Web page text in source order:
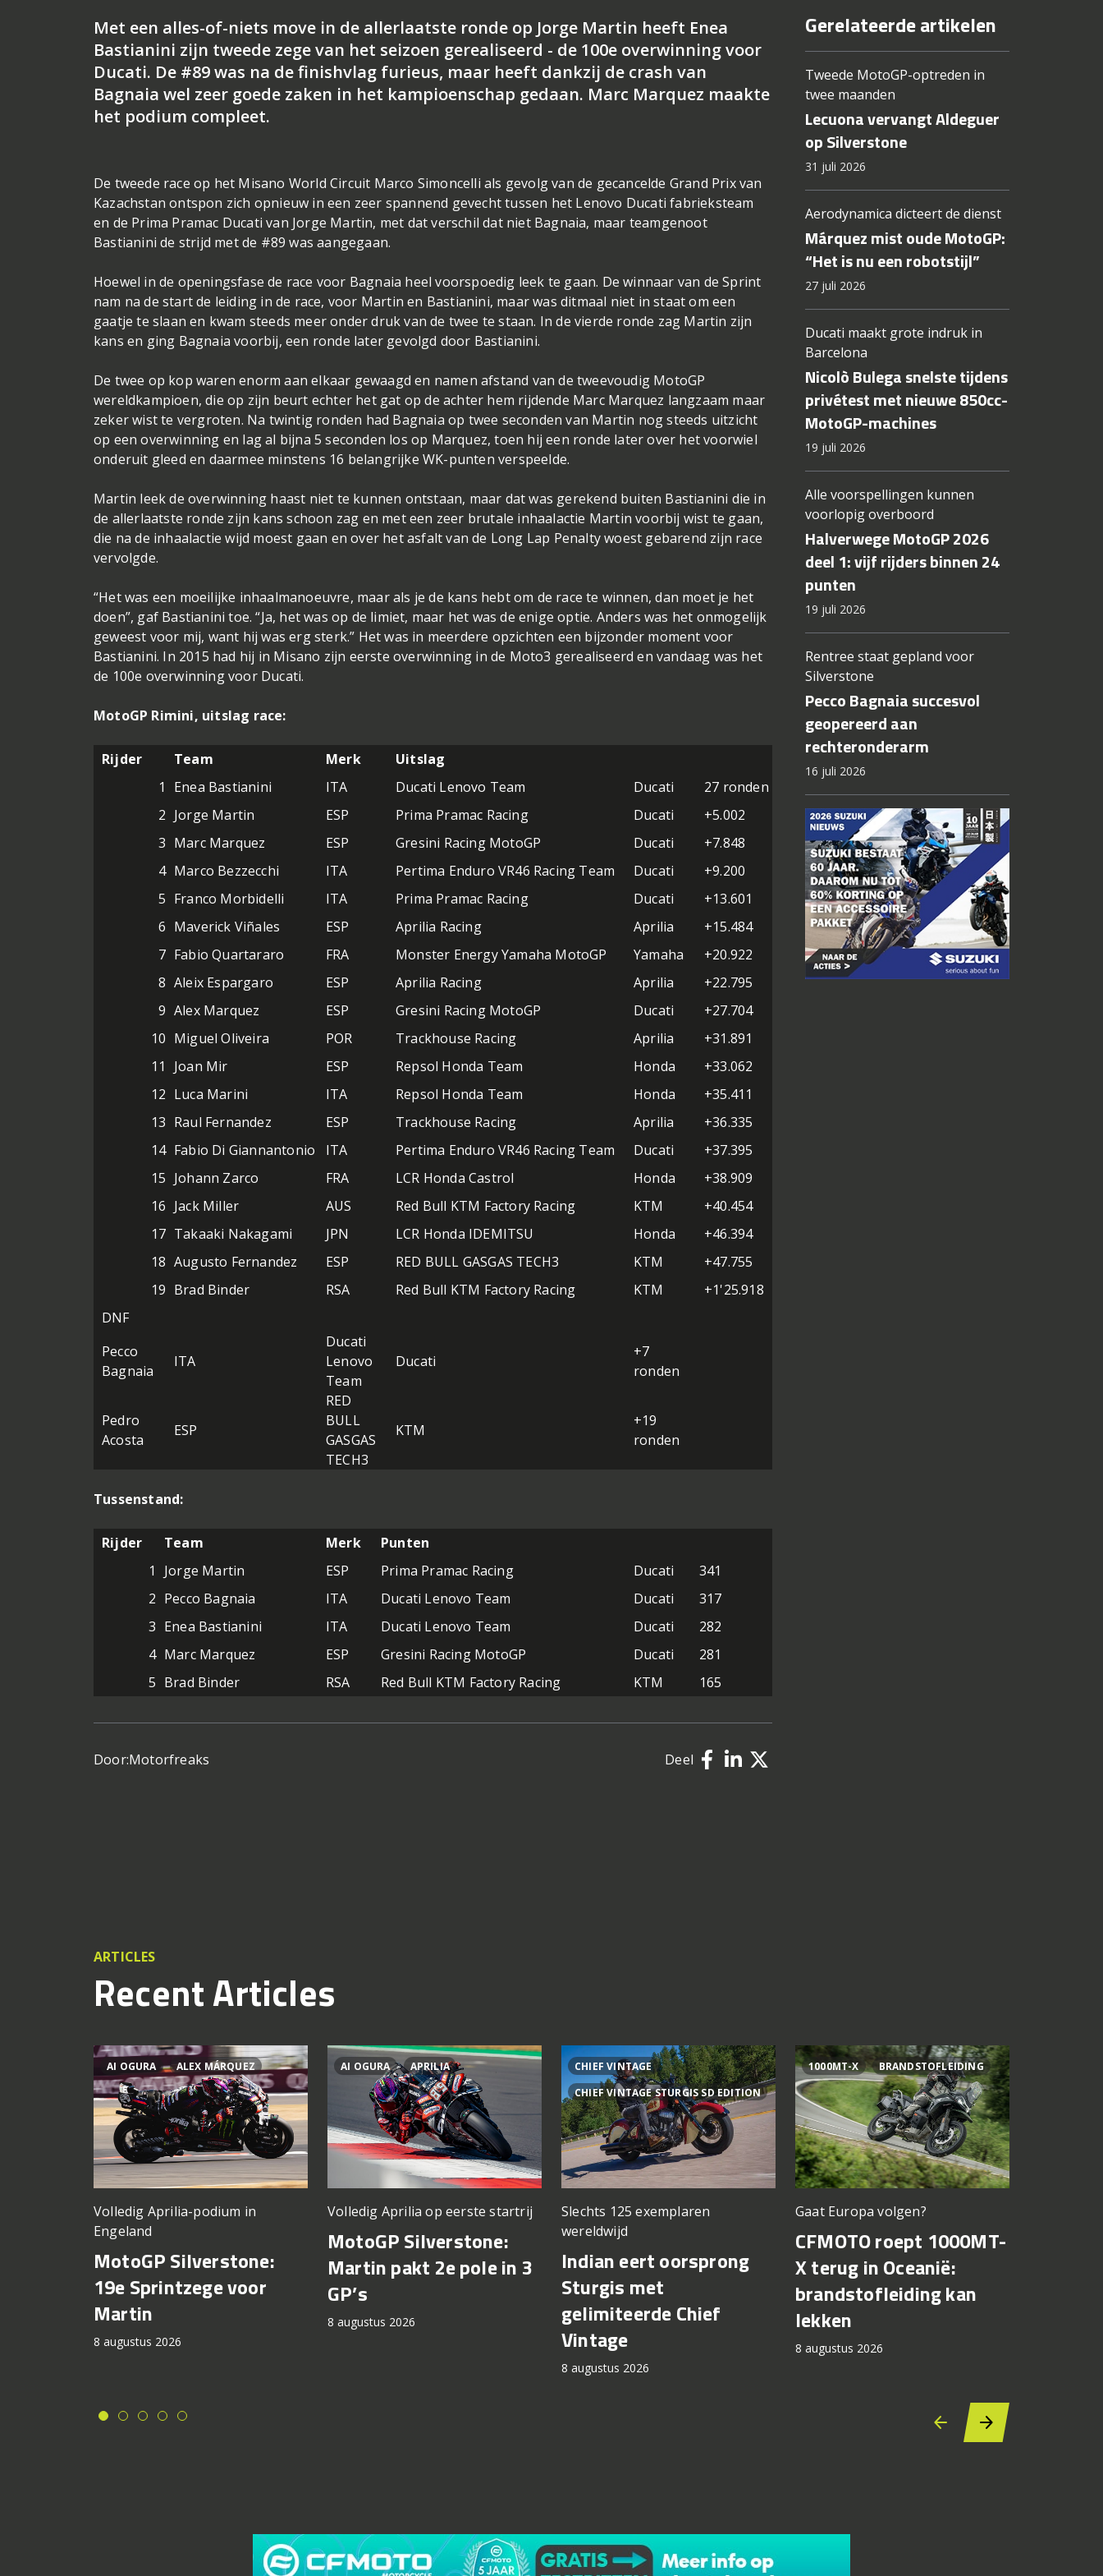
Met een alles-of-niets move in de allerlaatste ronde op Jorge Martin heeft Enea
Bastianini zijn tweede zege van het seizoen gerealiseerd - de 100e overwinning voor
Ducati. De #89 was na de finishvlag furieus, maar heeft dankzij de crash van
Bagnaia wel zeer goede zaken in het kampioenschap gedaan. Marc Marquez maakte
het podium compleet.
De tweede race op het Misano World Circuit Marco Simoncelli als gevolg van de gecancelde Grand Prix van
Kazachstan ontspon zich opnieuw in een zeer spannend gevecht tussen het Lenovo Ducati fabrieksteam
en de Prima Pramac Ducati van Jorge Martin, met dat verschil dat niet Bagnaia, maar teamgenoot
Bastianini de strijd met de #89 was aangegaan.
Hoewel in de openingsfase de race voor Bagnaia heel voorspoedig leek te gaan. De winnaar van de Sprint
nam na de start de leiding in de race, voor Martin en Bastianini, maar was ditmaal niet in staat om een
gaatje te slaan en kwam steeds meer onder druk van de twee te staan. In de vierde ronde zag Martin zijn
kans en ging Bagnaia voorbij, een ronde later gevolgd door Bastianini.
De twee op kop waren enorm aan elkaar gewaagd en namen afstand van de tweevoudig MotoGP
wereldkampioen, die op zijn beurt echter het gat op de achter hem rijdende Marc Marquez langzaam maar
zeker wist te vergroten. Na twintig ronden had Bagnaia op twee seconden van Martin nog steeds uitzicht
op een overwinning en lag al bijna 5 seconden los op Marquez, toen hij een ronde later over het voorwiel
onderuit gleed en daarmee minstens 16 belangrijke WK-punten verspeelde.
Martin leek de overwinning haast niet te kunnen ontstaan, maar dat was gerekend buiten Bastianini die in
de allerlaatste ronde zijn kans schoon zag en met een zeer brutale inhaalactie Martin voorbij wist te gaan,
die na de inhaalactie wijd moest gaan en over het asfalt van de Long Lap Penalty woest gebarend zijn race
vervolgde.
“Het was een moeilijke inhaalmanoeuvre, maar als je de kans hebt om de race te winnen, dan moet je het
doen”, gaf Bastianini toe. “Ja, het was op de limiet, maar het was de enige optie. Anders was het onmogelijk
geweest voor mij, want hij was erg sterk.” Het was in meerdere opzichten een bijzonder moment voor
Bastianini. In 2015 had hij in Misano zijn eerste overwinning in de Moto3 gerealiseerd en vandaag was het
de 100e overwinning voor Ducati.
MotoGP Rimini, uitslag race:
Rijder Team Merk
Uitslag
1
Enea Bastianini ITA Ducati Lenovo Team Ducati
27 ronden
2 Jorge Martin ESP Prima Pramac Racing Ducati
+5.002
3 Marc Marquez ESP Gresini Racing MotoGP Ducati
+7.848
4 Marco Bezzecchi ITA Pertima Enduro VR46 Racing Team Ducati
+9.200
5 Franco Morbidelli ITA Prima Pramac Racing Ducati
+13.601
6 Maverick Viñales ESP Aprilia Racing Aprilia
+15.484
7 Fabio Quartararo FRA Monster Energy Yamaha MotoGP Yamaha
+20.922
8 Aleix Espargaro ESP Aprilia Racing Aprilia
+22.795
9 Alex Marquez ESP Gresini Racing MotoGP Ducati
+27.704
10 Miguel Oliveira POR Trackhouse Racing Aprilia
+31.891
11
Joan Mir ESP Repsol Honda Team Honda
+33.062
12 Luca Marini ITA Repsol Honda Team Honda
+35.411
13 Raul Fernandez ESP Trackhouse Racing Aprilia
+36.335
14 Fabio Di Giannantonio ITA Pertima Enduro VR46 Racing Team Ducati
+37.395
15 Johann Zarco FRA LCR Honda Castrol Honda
+38.909
16 Jack Miller AUS Red Bull KTM Factory Racing KTM
+40.454
17 Takaaki Nakagami JPN LCR Honda IDEMITSU Honda
+46.394
18 Augusto Fernandez ESP RED BULL GASGAS TECH3 KTM
+47.755
19 Brad Binder RSA Red Bull KTM Factory Racing KTM
+1'25.918
DNF
Pecco
Bagnaia
ITA
Ducati
Lenovo
Team
Ducati
+7
ronden
Pedro
Acosta
ESP
RED
BULL
GASGAS
TECH3
KTM
+19
ronden
Tussenstand:
Rijder Team Merk
Punten
1
Jorge Martin ESP Prima Pramac Racing Ducati
341
2 Pecco Bagnaia ITA Ducati Lenovo Team Ducati
317
3 Enea Bastianini ITA Ducati Lenovo Team Ducati
282
4 Marc Marquez ESP Gresini Racing MotoGP Ducati
281
5 Brad Binder RSA Red Bull KTM Factory Racing KTM 165
Door:Motorfreaks Deel
Gerelateerde artikelen
Tweede MotoGP-optreden in
twee maanden
Lecuona vervangt Aldeguer
op Silverstone
31 juli 2026
Aerodynamica dicteert de dienst
Márquez mist oude MotoGP:
“Het is nu een robotstijl”
27 juli 2026
Ducati maakt grote indruk in
Barcelona
Nicolò Bulega snelste tijdens
privétest met nieuwe 850cc-
MotoGP-machines
19 juli 2026
Alle voorspellingen kunnen
voorlopig overboord
Halverwege MotoGP 2026
deel 1: vijf rijders binnen 24
punten
19 juli 2026
Rentree staat gepland voor
Silverstone
Pecco Bagnaia succesvol
geopereerd aan
rechteronderarm
16 juli 2026
ARTICLES
Recent Articles
AI OGURA ALEX MÁRQUEZ
Volledig Aprilia-podium in
Engeland
MotoGP Silverstone:
19e Sprintzege voor
Martin
8 augustus 2026
AI OGURA APRILIA
Volledig Aprilia op eerste startrij
MotoGP Silverstone:
Martin pakt 2e pole in 3
GP’s
8 augustus 2026
CHIEF VINTAGE
CHIEF VINTAGE STURGIS SD EDITION
Slechts 125 exemplaren
wereldwijd
Indian eert oorsprong
Sturgis met
gelimiteerde Chief
Vintage
8 augustus 2026
1000MT-X BRANDSTOFLEIDING
Gaat Europa volgen?
CFMOTO roept 1000MT-
X terug in Oceanië:
brandstofleiding kan
lekken
8 augustus 2026